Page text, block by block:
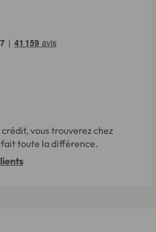
vous trouverez chez
toute la différence.